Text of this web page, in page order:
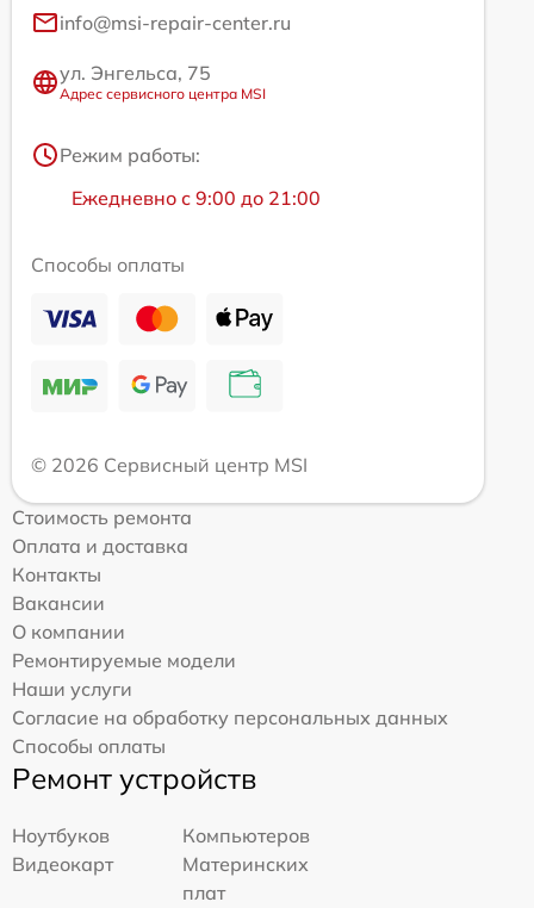
info@msi-repair-center.ru
ул. Энгельса, 75
Адрес сервисного центра MSI
Режим работы:
Ежедневно с 9:00 до 21:00
Способы оплаты
© 2026 Сервисный центр MSI
Стоимость ремонта
Оплата и доставка
Контакты
Вакансии
О компании
Ремонтируемые модели
Наши услуги
Согласие на обработку персональных данных
Способы оплаты
Ремонт устройств
Ноутбуков
Компьютеров
Видеокарт
Материнских
плат